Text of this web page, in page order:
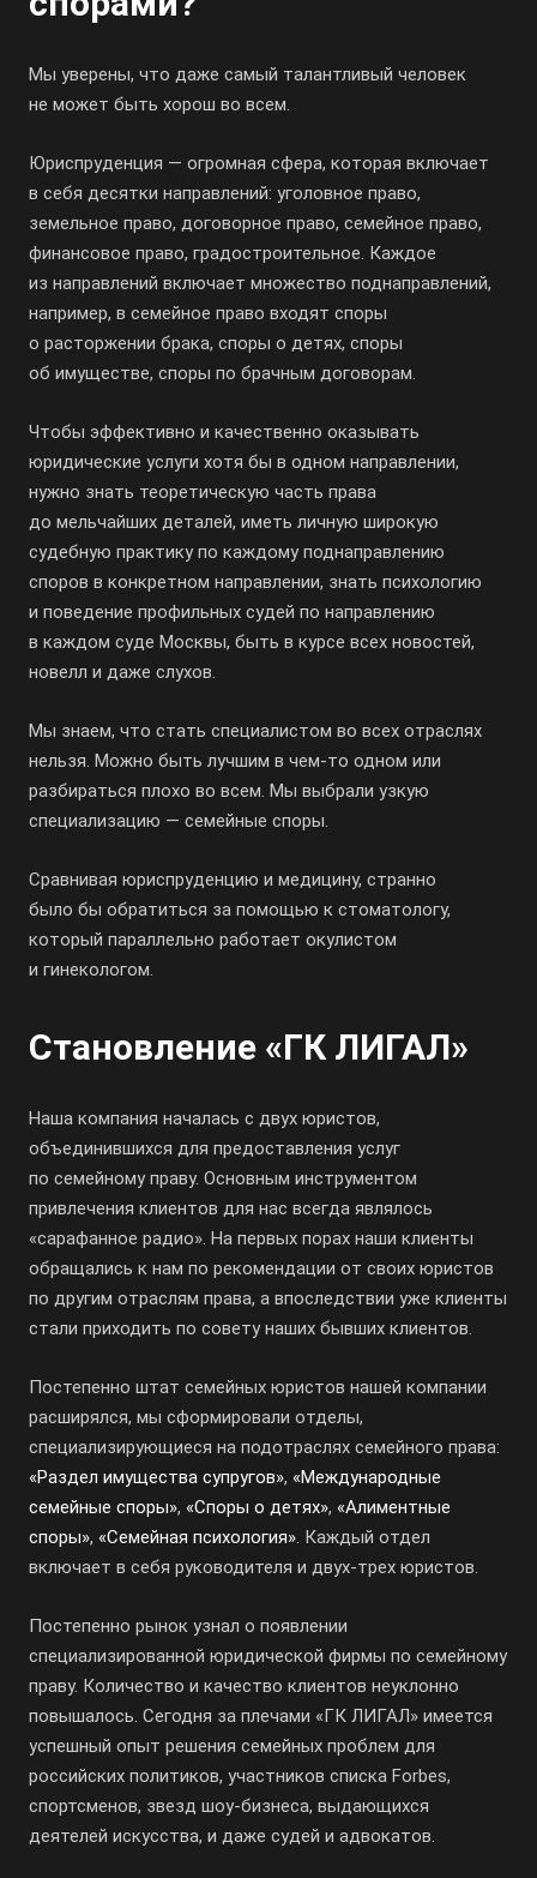
Мы уверены, что даже самый талантливый человек
не может быть хорош во всем.
Юриспруденция — огромная сфера, которая включает
в себя десятки направлений: уголовное право,
земельное право, договорное право, семейное право,
финансовое право, градостроительное. Каждое
из направлений включает множество поднаправлений,
например, в семейное право входят споры
о расторжении брака, споры о детях, споры
об имуществе, споры по брачным договорам.
Чтобы эффективно и качественно оказывать
юридические услуги хотя бы в одном направлении,
нужно знать теоретическую часть права
до мельчайших деталей, иметь личную широкую
судебную практику по каждому поднаправлению
споров в конкретном направлении, знать психологию
и поведение профильных судей по направлению
в каждом суде Москвы, быть в курсе всех новостей,
новелл и даже слухов.
Мы знаем, что стать специалистом во всех отраслях
нельзя. Можно быть лучшим в чем-то одном или
разбираться плохо во всем. Мы выбрали узкую
специализацию — семейные споры.
Сравнивая юриспруденцию и медицину, странно
было бы обратиться за помощью к стоматологу,
который параллельно работает окулистом
и гинекологом.
Становление «ГК ЛИГАЛ»
Наша компания началась с двух юристов,
объединившихся для предоставления услуг
по семейному праву. Основным инструментом
привлечения клиентов для нас всегда являлось
«сарафанное радио». На первых порах наши клиенты
обращались к нам по рекомендации от своих юристов
по другим отраслям права, а впоследствии уже клиенты
стали приходить по совету наших бывших клиентов.
Постепенно штат семейных юристов нашей компании
расширялся, мы сформировали отделы,
специализирующиеся на подотраслях семейного права:
«Раздел имущества супругов», «Международные
семейные споры», «Споры о детях», «Алиментные
споры», «Семейная психология». Каждый отдел
включает в себя руководителя и двух-трех юристов.
Постепенно рынок узнал о появлении
специализированной юридической фирмы по семейному
праву. Количество и качество клиентов неуклонно
повышалось. Сегодня за плечами «ГК ЛИГАЛ» имеется
успешный опыт решения семейных проблем для
российских политиков, участников списка Forbes,
спортсменов, звезд шоу-бизнеса, выдающихся
деятелей искусства, и даже судей и адвокатов.